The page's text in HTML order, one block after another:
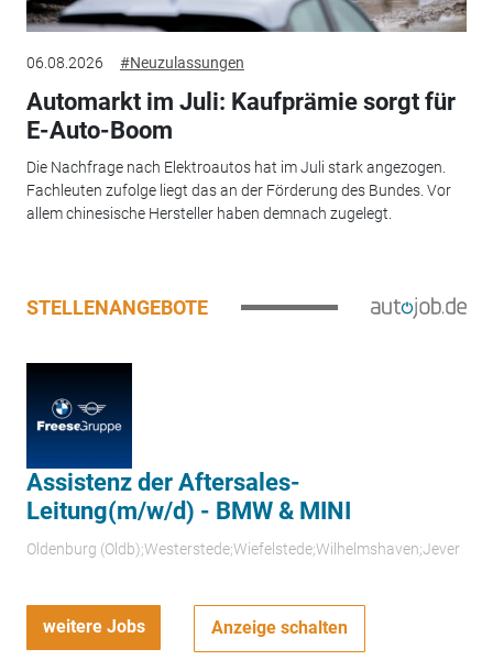
06.08.2026 #Neuzulassungen
Automarkt im Juli: Kaufprämie sorgt für
E-Auto-Boom
Die Nachfrage nach Elektroautos hat im Juli stark angezogen.
Fachleuten zufolge liegt das an der Förderung des Bundes. Vor
allem chinesische Hersteller haben demnach zugelegt.
STELLENANGEBOTE
Assistenz der Aftersales-
Leitung(m/w/d) - BMW & MINI
Oldenburg (Oldb);Westerstede;Wiefelstede;Wilhelmshaven;Jever
weitere Jobs Anzeige schalten